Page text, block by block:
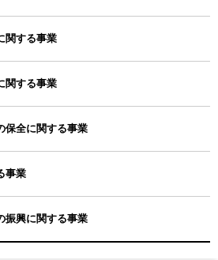
関する事業
関する事業
保全に関する事業
事業
振興に関する事業